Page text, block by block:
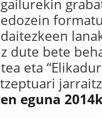
gailurekin
edozein
daitezkeen
dute bete
eta
eguna